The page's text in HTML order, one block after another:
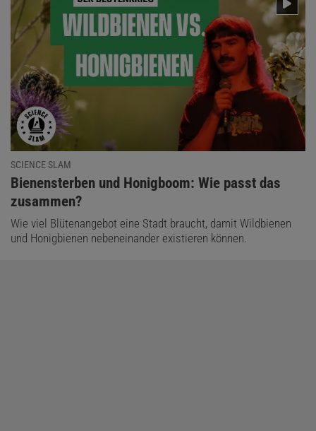
SCIENCE SLAM
:
Bienensterben und Honigboom: Wie passt das
zusammen?
Wie viel Blütenangebot eine Stadt braucht, damit Wildbienen
und Honigbienen nebeneinander existieren können.